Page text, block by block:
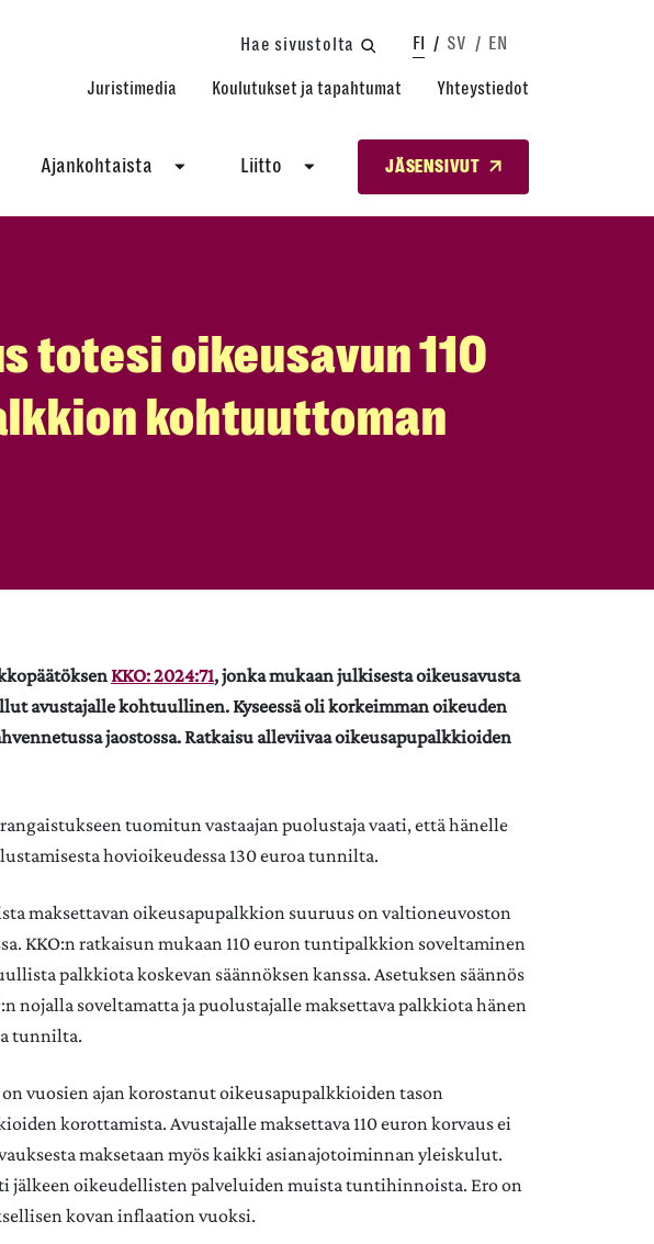
Hae sivustolta FI SV EN
Juristimedia Koulutukset ja tapahtumat Yhteystiedot
Ajankohtaista Liitto JÄSENSIVUT
totesi oikeusavun 110
kohtuuttoman
KKO: 2024:71, jonka mukaan julkisesta oikeusavusta
avustajalle kohtuullinen. Kyseessä oli korkeimman oikeuden
jaostossa. Ratkaisu alleviivaa oikeusapupalkkioiden
tuomitun vastaajan puolustaja vaati, että hänelle
hovioikeudessa 130 euroa tunnilta.
maksettavan oikeusapupalkkion suuruus on valtioneuvoston
KKO:n ratkaisun mukaan 110 euron tuntipalkkion soveltaminen
palkkiota koskevan säännöksen kanssa. Asetuksen säännös
nojalla soveltamatta ja puolustajalle maksettava palkkiota hänen
tunnilta.
vuosien ajan korostanut oikeusapupalkkioiden tason
korottamista. Avustajalle maksettava 110 euron korvaus ei
maksetaan myös kaikki asianajotoiminnan yleiskulut.
jälkeen oikeudellisten palveluiden muista tuntihinnoista. Ero on
kovan inflaation vuoksi.